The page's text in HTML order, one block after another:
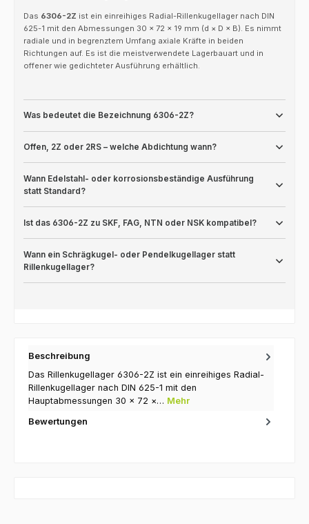
Das 6306-2Z ist ein einreihiges Radial-Rillenkugellager nach DIN
625-1 mit den Abmessungen 30 × 72 × 19 mm (d × D × B). Es nimmt
radiale und in begrenztem Umfang axiale Kräfte in beiden
Richtungen auf. Es ist die meistverwendete Lagerbauart und in
offener wie gedichteter Ausführung erhältlich.
Was bedeutet die Bezeichnung 6306-2Z?
Offen, 2Z oder 2RS – welche Abdichtung wann?
Wann Edelstahl- oder korrosionsbeständige Ausführung
statt Standard?
Ist das 6306-2Z zu SKF, FAG, NTN oder NSK kompatibel?
Wann ein Schrägkugel- oder Pendelkugellager statt
Rillenkugellager?
Beschreibung
Das Rillenkugellager 6306-2Z ist ein einreihiges Radial-
Rillenkugellager nach DIN 625-1 mit den
Hauptabmessungen 30 × 72 ×… Mehr
Bewertungen